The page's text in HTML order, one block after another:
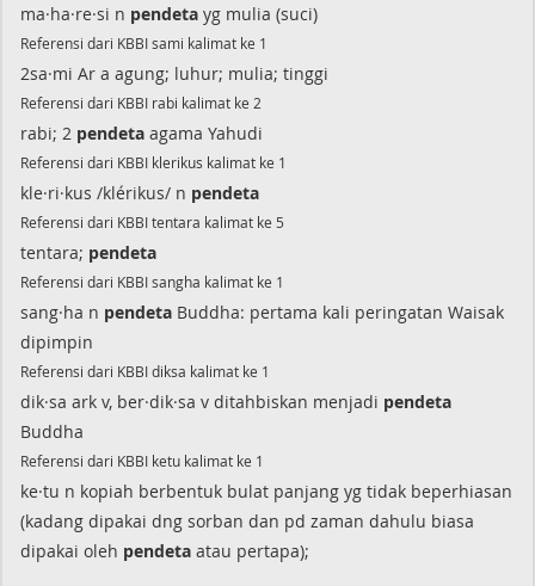
ma·ha·re·si n pendeta yg mulia (suci)
Referensi dari KBBI sami kalimat ke 1
2sa·mi Ar a agung; luhur; mulia; tinggi
Referensi dari KBBI rabi kalimat ke 2
rabi; 2 pendeta agama Yahudi
Referensi dari KBBI klerikus kalimat ke 1
kle·ri·kus /klérikus/ n pendeta
Referensi dari KBBI tentara kalimat ke 5
tentara; pendeta
Referensi dari KBBI sangha kalimat ke 1
sang·ha n pendeta Buddha: pertama kali peringatan Waisak
dipimpin
Referensi dari KBBI diksa kalimat ke 1
dik·sa ark v, ber·dik·sa v ditahbiskan menjadi pendeta
Buddha
Referensi dari KBBI ketu kalimat ke 1
ke·tu n kopiah berbentuk bulat panjang yg tidak beperhiasan
(kadang dipakai dng sorban dan pd zaman dahulu biasa
dipakai oleh pendeta atau pertapa);